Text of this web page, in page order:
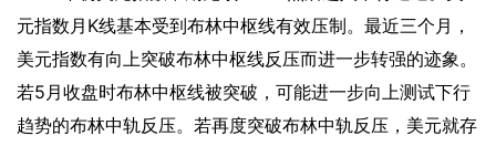
元指数月K线基本受到布林中枢线有效压制。最近三个月，
美元指数有向上突破布林中枢线反压而进一步转强的迹象。
若5月收盘时布林中枢线被突破，可能进一步向上测试下行
趋势的布林中轨反压。若再度突破布林中轨反压，美元就存